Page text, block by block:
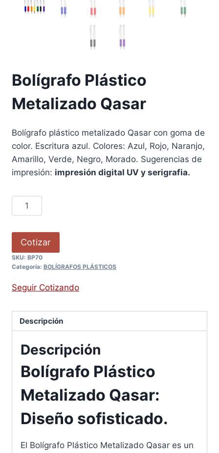
Bolígrafo Plástico
Metalizado Qasar
Bolígrafo plástico metalizado Qasar con goma de
color. Escritura azul. Colores: Azul, Rojo, Naranjo,
Amarillo, Verde, Negro, Morado. Sugerencias de
impresión: impresión digital UV y serigrafia.
Cotizar
SKU: BP70
Categoría: BOLÍGRAFOS PLÁSTICOS
Seguir Cotizando
Descripción
Descripción
Bolígrafo Plástico
Metalizado Qasar:
Diseño sofisticado.
El Bolígrafo Plástico Metalizado Qasar es un